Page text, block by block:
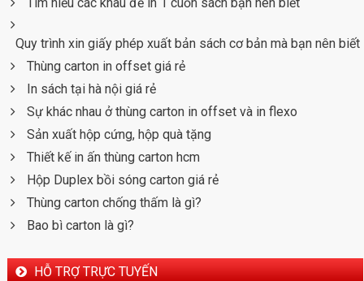
Tìm hiểu các khâu để in 1 cuốn sách bạn nên biết
Quy trình xin giấy phép xuất bản sách cơ bản mà bạn nên biết
Thùng carton in offset giá rẻ
In sách tại hà nội giá rẻ
Sự khác nhau ở thùng carton in offset và in flexo
Sản xuất hộp cứng, hộp quà tặng
Thiết kế in ấn thùng carton hcm
Hộp Duplex bồi sóng carton giá rẻ
Thùng carton chống thấm là gì?
Bao bì carton là gì?
HỖ TRỢ TRỰC TUYẾN